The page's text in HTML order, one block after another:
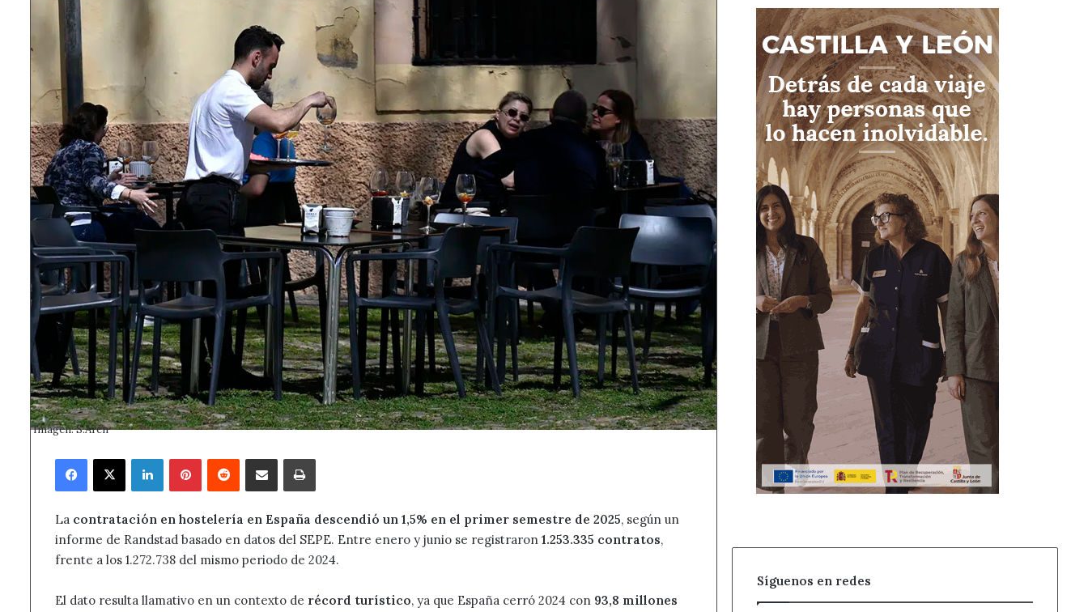
Imagen: S.Arén
Facebook
X LinkedInPinterestReddit Compartir por correo electrónicoImprimir
La contratación en hostelería en España descendió un 1,5% en el primer semestre de 2025, según un
informe de Randstad basado en datos del SEPE. Entre enero y junio se registraron 1.253.335 contratos,
frente a los 1.272.738 del mismo periodo de 2024.
El dato resulta llamativo en un contexto de récord turístico, ya que España cerró 2024 con 93,8 millones
Síguenos en redes